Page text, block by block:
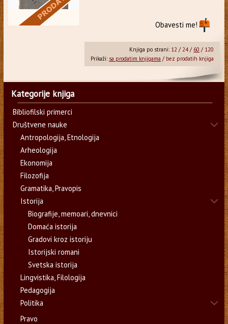
Obavesti me!
Knjiga po strani: 12 /24/ 60 / 120
Prikaži: sa prodatim knjigama / bez prodatih knjiga
Kategorije knjiga
Bibliofilski primerci
Društvene nauke
Antropologija, Etnologija
Arheologija
Ekonomija
Filozofija
Gramatika, Pravopis
Istorija
Biografije, memoari, dnevnici
Domaća istorija
Gradovi kroz istoriju
Istorijski romani
Svetska istorija
Lingvistika, Filologija
Pedagogija
Politika
Pravo